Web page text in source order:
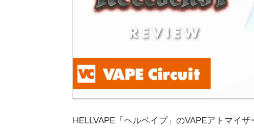
HELLVAPE「ヘルベイプ」のVAPEアトマイ